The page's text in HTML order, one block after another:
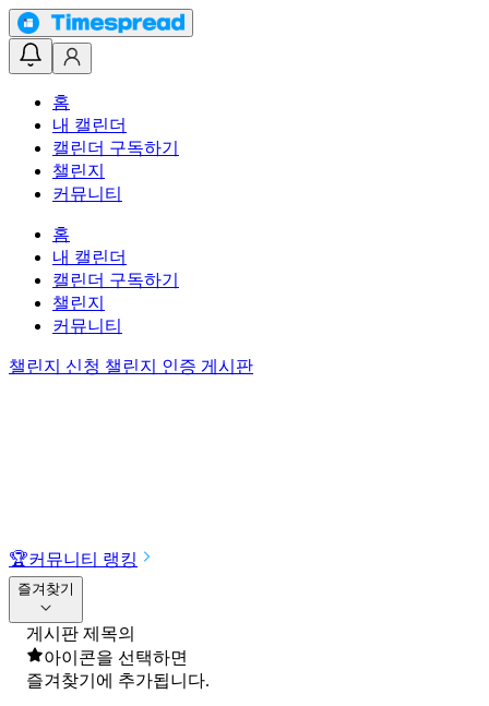
홈
내 캘린더
캘린더 구독하기
챌린지
커뮤니티
홈
내 캘린더
캘린더 구독하기
챌린지
커뮤니티
챌린지 신청 챌린지 인증 게시판
🏆커뮤니티 랭킹
즐겨찾기
게시판 제목의
아이콘을 선택하면
즐겨찾기에 추가됩니다.